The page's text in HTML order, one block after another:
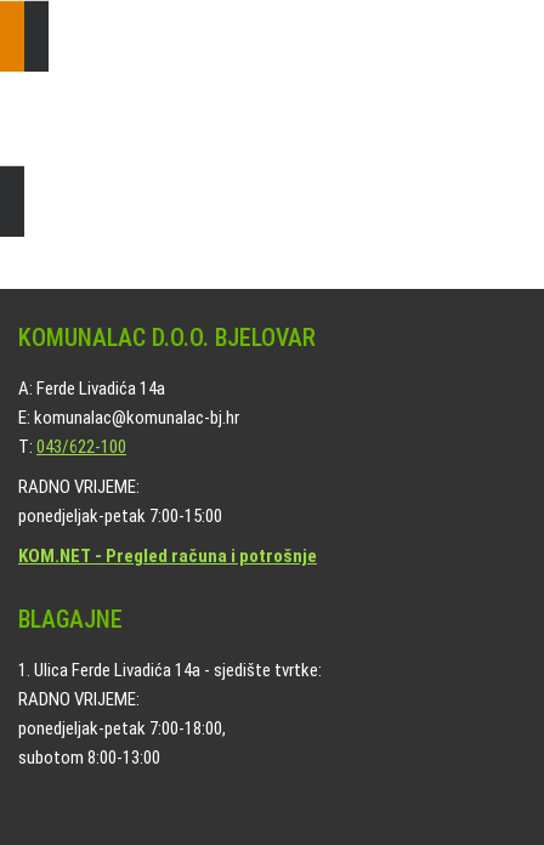
KOMUNALAC D.O.O. BJELOVAR
A: Ferde Livadića 14a
E: komunalac@komunalac-bj.hr
T: 043/622-100
RADNO VRIJEME:
ponedjeljak-petak 7:00-15:00
KOM.NET - Pregled računa i potrošnje
BLAGAJNE
1. Ulica Ferde Livadića 14a - sjedište tvrtke:
RADNO VRIJEME:
ponedjeljak-petak 7:00-18:00,
subotom 8:00-13:00